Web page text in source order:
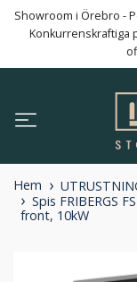
Showroom i Örebro -
Konkurrenskraftiga
Hem
Spis FRIBERGS
front, 10kW